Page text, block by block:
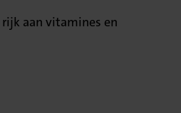
aan vitamines en